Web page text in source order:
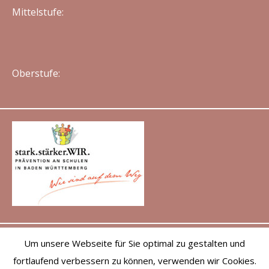
Mittelstufe:
Oberstufe:
Um unsere Webseite für Sie optimal zu gestalten und
fortlaufend verbessern zu können, verwenden wir Cookies.